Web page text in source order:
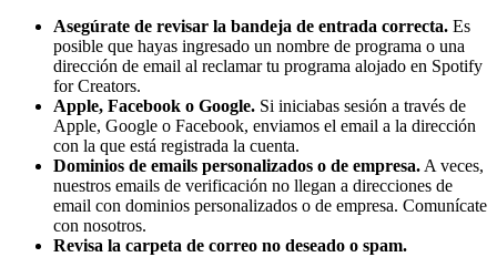
Asegúrate de revisar la bandeja de entrada correcta. Es
posible que hayas ingresado un nombre de programa o una
dirección de email al reclamar tu programa alojado en Spotify
for Creators.
Apple, Facebook o Google. Si iniciabas sesión a través de
Apple, Google o Facebook, enviamos el email a la dirección
con la que está registrada la cuenta.
Dominios de emails personalizados o de empresa. A veces,
nuestros emails de verificación no llegan a direcciones de
email con dominios personalizados o de empresa. Comunícate
con nosotros.
Revisa la carpeta de correo no deseado o spam.